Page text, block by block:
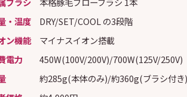
・温度
DRY/SET/COOL の3段階
ン機能
マイナスイオン搭載
電力
450W(100V/200V)/700W(125V/250V)
約285g(本体のみ)/約360g(ブラシ付き)